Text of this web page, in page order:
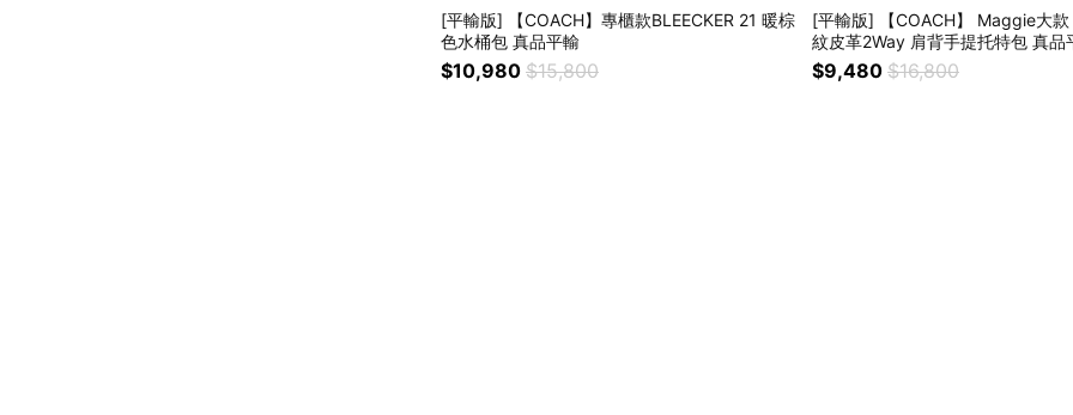
[平輸版] 【COACH】專櫃款BLEECKER 21 暖棕
色水桶包 真品平輸
$10,980 $15,800
[平輸版] 【COACH】 Maggie大款
紋皮革2Way 肩背手
$9,480 $16,800